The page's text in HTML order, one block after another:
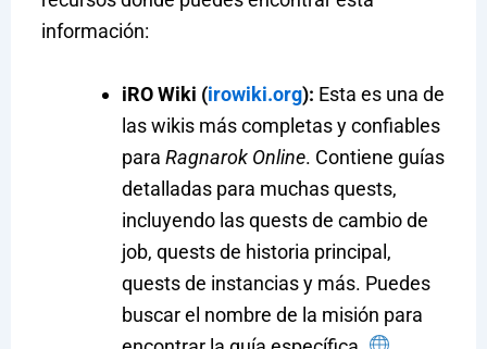
información:
iRO Wiki (irowiki.org): Esta es una de
las wikis más completas y confiables
para Ragnarok Online. Contiene guías
detalladas para muchas quests,
incluyendo las quests de cambio de
job, quests de historia principal,
quests de instancias y más. Puedes
buscar el nombre de la misión para